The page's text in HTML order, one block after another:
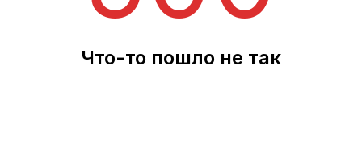
Что-то пошло не так